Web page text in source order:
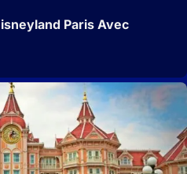
Paris Avec